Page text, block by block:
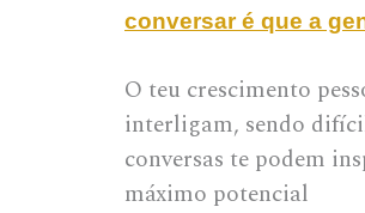
conversar é que a
O teu crescimento
interligam, sendo
conversas te podem
máximo potencial